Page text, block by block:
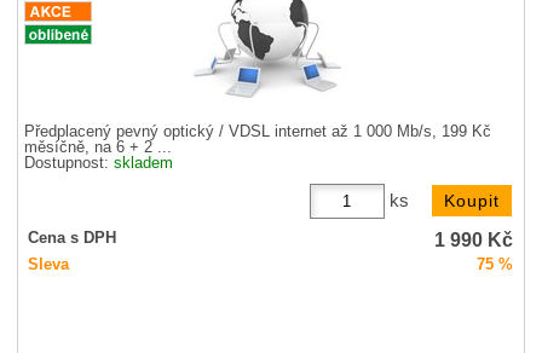
Předplacený pevný optický / VDSL internet až 1 000 Mb/s, 199 Kč
měsíčně, na 6 + 2 ...
Dostupnost:skladem
ks
Cena s DPH 1 990 Kč
Sleva 75 %